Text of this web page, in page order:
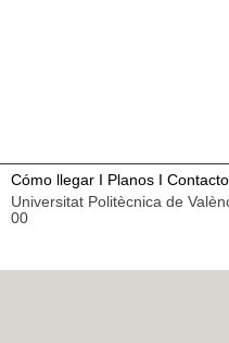
Cómo llegar I Planos I Contacto
Universitat Politècnica de
00